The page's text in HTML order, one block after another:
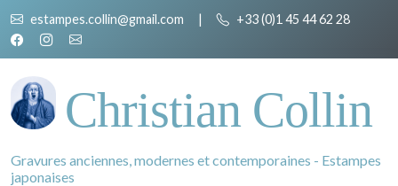
estampes.collin@gmail.com | +33 (0)1 45 44 62 28
Christian Collin
Gravures anciennes, modernes et contemporaines - Estampes
japonaises